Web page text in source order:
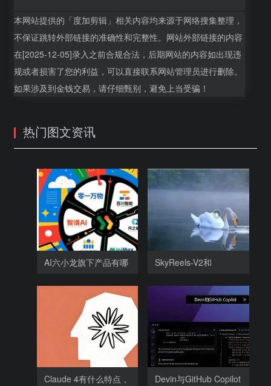
本网站提供的「度加剪辑」相关内容均来源于网络搜集整理，
不保证跳转外部链接的准确性和完整性。网站外部链接的内容
在[2025-12-05]录入之前合规合法，后期网站的内容如出现违
规或者损害了您的利益，可以直接联系网站管理员进行删除。
如果涉及到金钱交易，请仔细甄别，避免上当受骗！
热门图文资讯
AI六小龙旗下产品有哪
SkyReels-V2和
Claude 4有什么特点，
Devin与GitHub Copilot